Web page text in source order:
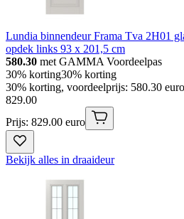
Lundia binnendeur Frama Tva 2H01
opdek links 93 x 201,5 cm
580.30 met GAMMA Voordeelpas
30% korting30% korting
30% korting, voordeelprijs: 580.30
829.00
Prijs: 829.00 euro
Bekijk alles in draaideur